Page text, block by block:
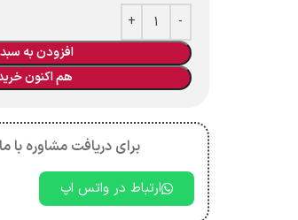
افزودن به
هم اکنون
برای دریافت مشاوره با
ارتباط در واتس اپ